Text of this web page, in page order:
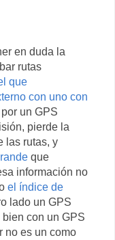
en duda la
rutas
que
con uno con
un GPS
pierde la
las rutas, y
que
información no
el índice de
lado un GPS
con un GPS
no es un como